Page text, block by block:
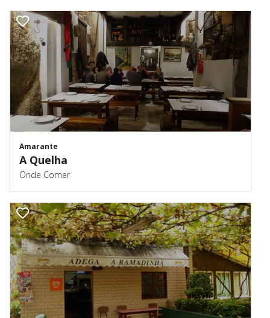
Amarante
A Quelha
Onde Comer